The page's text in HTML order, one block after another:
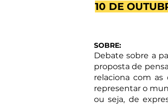
10 DE
SOBRE:
Debate sobre a
proposta de
relaciona com as
representar o
ou seja, de